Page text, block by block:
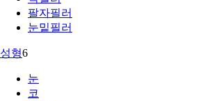
팔자필러
눈밑필러
성형6
눈
코